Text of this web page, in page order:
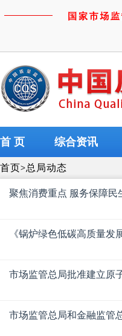
首 页 综合资讯
首页>总局动态
聚焦消费重点 服务保障民
《锅炉绿色低碳高质量发
市场监管总局批准建立原
市场监管总局和金融监管